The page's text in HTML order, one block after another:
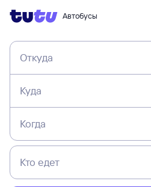
Автобусы
Откуда
Куда
Когда
Кто едет